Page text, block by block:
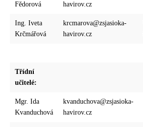
Fědorová
havirov.cz
Ing. Iveta
Krčmářová
krcmarova@zsjasioka-
havirov.cz
Třídní
učitelé:
Mgr. Ida
Kvanduchová
kvanduchova@zsjasioka-
havirov.cz